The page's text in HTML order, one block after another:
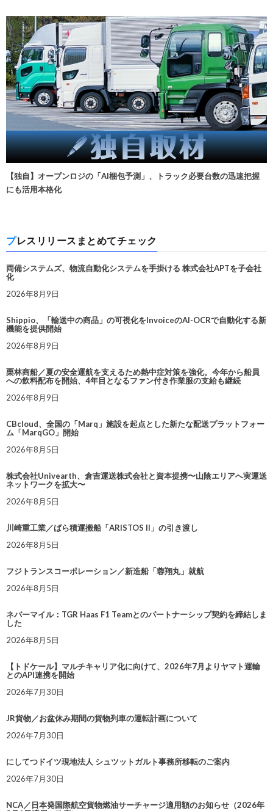
【独自】オープンロジの「AI梱包予測」、トラック必要台数の迅速把握
にも活用本格化
プレスリリースまとめてチェック
両備システムズ、物流自動化システムを手掛ける 株式会社APTを子会社
化
2026年8月9日
Shippio、「輸送中の商品」の可視化をInvoiceのAI-OCRで自動化する新
機能を提供開始
2026年8月9日
栗林商船／夏の安全運航を支えるため熱中症対策を強化。今年から船員
への飲料配布を開始、4年目となるファン付き作業服の支給も継続
2026年8月9日
CBcloud、全国の「Marq」施設を起点とした新たな配送プラットフォー
ム「MarqGO」開始
2026年8月5日
株式会社Univearth、倉吉運送株式会社と資本提携〜山陰エリアへ実運送
ネットワークを拡大〜
2026年8月5日
川崎重工業／ばら積運搬船「ARISTOS II」の引き渡し
2026年8月5日
フジトランスコーポレーション／新造船「蓉翔丸」就航
2026年8月5日
ネバーマイル：TGR Haas F1 Teamとのパートナーシップ契約を締結しま
した
2026年8月5日
【トドケール】マルチキャリア化に向けて、2026年7月よりヤマト運輸
とのAPI連携を開始
2026年7月30日
JR貨物／お盆休み期間の貨物列車の運転計画について
2026年7月30日
にしてつドイツ現地法人 シュツットガルト事務所移転のご案内
2026年7月30日
NCA／日本発国際航空貨物燃油サーチャージ適用額のお知らせ（2026年